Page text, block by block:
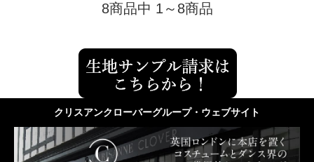
8商品中 1～8商品
クリスアンクローバーグループ・ウェブサイト